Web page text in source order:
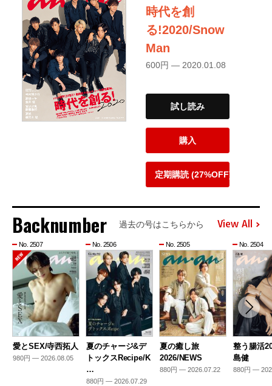
時代を創
る!2020/Snow
Man
600円 — 2020.01.08
試し読み
購入
定期購読 (27%OFF)
Backnumber 過去の号はこちらから View All
No. 2507
愛とSEX/寺西拓人
980円 — 2026.08.05
No. 2506
夏のチャージ&デ
トックスRecipe/K
…
880円 — 2026.07.29
No. 2505
夏の癒し旅
2026/NEWS
880円 — 2026.07.22
No. 2504
整う腸活
島健
880円 —